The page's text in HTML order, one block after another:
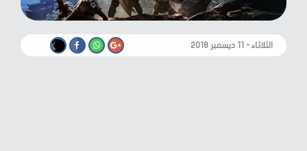
الثلاثاء - ١١ ديسمبر ٢٠١٨